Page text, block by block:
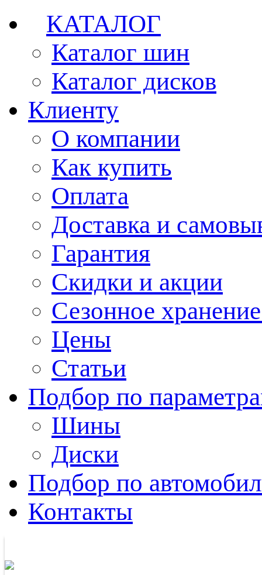
КАТАЛОГ
Каталог шин
Каталог дисков
Клиенту
О компании
Как купить
Оплата
Доставка и
Гарантия
Скидки и акции
Сезонное
Цены
Статьи
Подбор по
Шины
Диски
Подбор по
Контакты